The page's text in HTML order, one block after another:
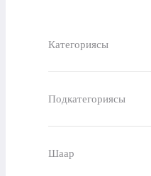
Категориясы
Подкатегориясы
Шаар